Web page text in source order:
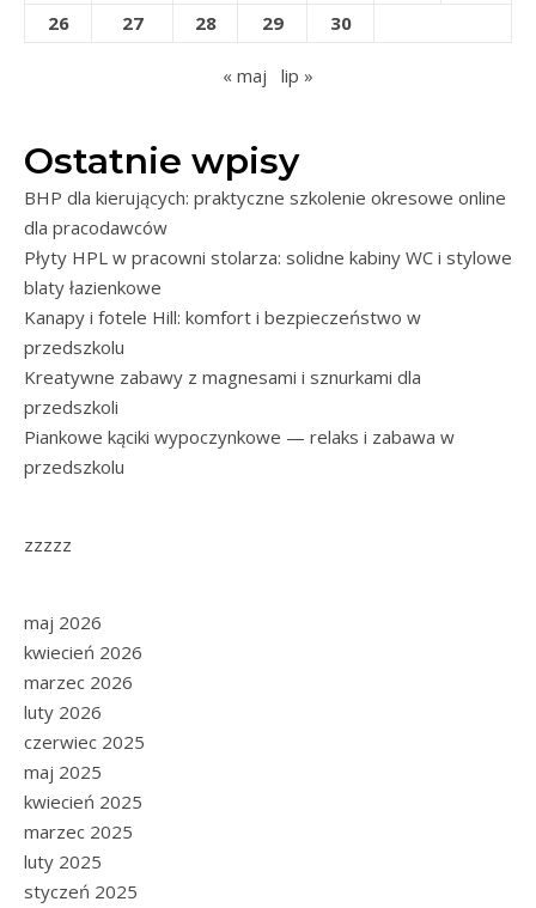
26
27 28 29 30
« maj lip »
Ostatnie wpisy
BHP dla kierujących: praktyczne szkolenie okresowe online
dla pracodawców
Płyty HPL w pracowni stolarza: solidne kabiny WC i stylowe
blaty łazienkowe
Kanapy i fotele Hill: komfort i bezpieczeństwo w
przedszkolu
Kreatywne zabawy z magnesami i sznurkami dla
przedszkoli
Piankowe kąciki wypoczynkowe — relaks i zabawa w
przedszkolu
zzzzz
maj 2026
kwiecień 2026
marzec 2026
luty 2026
czerwiec 2025
maj 2025
kwiecień 2025
marzec 2025
luty 2025
styczeń 2025